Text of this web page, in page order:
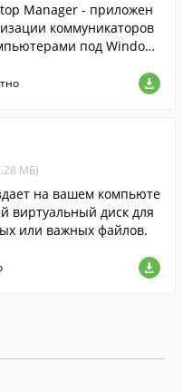
Manager - приложен
коммуникаторов
под Window
МБ)
на вашем компьюте
виртуальный диск для
или важных файлов.